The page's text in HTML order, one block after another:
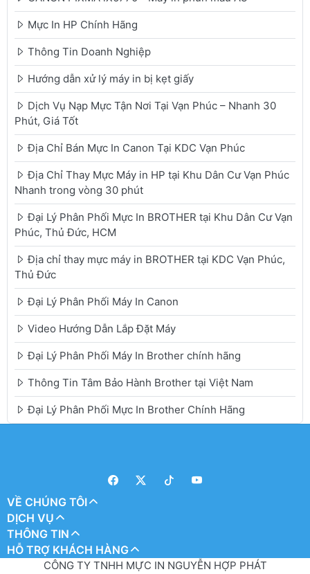
Mực In HP Chính Hãng
Thông Tin Doanh Nghiệp
Hướng dẫn xử lý máy in bị kẹt giấy
Dịch Vụ Nạp Mực Tận Nơi Tại Vạn Phúc – Nhanh 30
Phút, Giá Tốt
Địa Chỉ Bán Mực In Canon Tại KDC Vạn Phúc
Địa Chỉ Thay Mực Máy in HP tại Khu Dân Cư Vạn Phúc
Nhanh trong vòng 30 phút
Đại Lý Phân Phối Mực In BROTHER tại Khu Dân Cư Vạn
Phúc, Thủ Đức, HCM
Địa chỉ thay mực máy in BROTHER tại KDC Vạn Phúc,
Thủ Đức
Đại Lý Phân Phối Máy In Canon
Video Hướng Dẫn Lắp Đặt Máy
Đại Lý Phân Phối Máy In Brother chính hãng
Thông Tin Tâm Bảo Hành Brother tại Việt Nam
Đại Lý Phân Phối Mực In Brother Chính Hãng
VỀ CHÚNG TÔI
DỊCH VỤ
THÔNG TIN
HỖ TRỢ KHÁCH HÀNG
CÔNG TY TNHH MỰC IN NGUYỄN HỢP PHÁT